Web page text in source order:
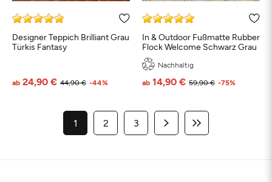
Designer Teppich Brilliant Grau
Türkis Fantasy
44,90 €
ab 24,90 € -44%
In & Outdoor Fußmatte Rubber
Flock Welcome Schwarz Grau
Nachhaltig
59,90 €
ab 14,90 € -75%
1 2 3